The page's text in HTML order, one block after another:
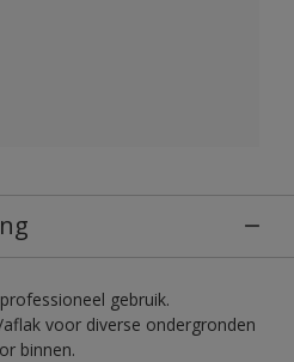
gebruik.
voor diverse ondergronden
binnen.